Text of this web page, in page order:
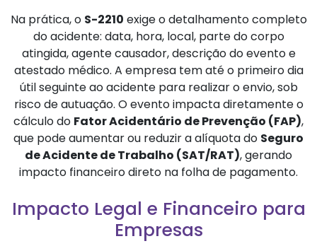
Na prática, o S-2210 exige o detalhamento completo
do acidente: data, hora, local, parte do corpo
atingida, agente causador, descrição do evento e
atestado médico. A empresa tem até o primeiro dia
útil seguinte ao acidente para realizar o envio, sob
risco de autuação. O evento impacta diretamente o
cálculo do Fator Acidentário de Prevenção (FAP),
que pode aumentar ou reduzir a alíquota do Seguro
de Acidente de Trabalho (SAT/RAT), gerando
impacto financeiro direto na folha de pagamento.
Impacto Legal e Financeiro para
Empresas